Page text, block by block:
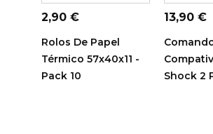
CARRINHO
Preço
2,90 €
Rolos De Papel
Térmico 57x40x11 -
Pack 10
Preço
13,90 €
Shock 2